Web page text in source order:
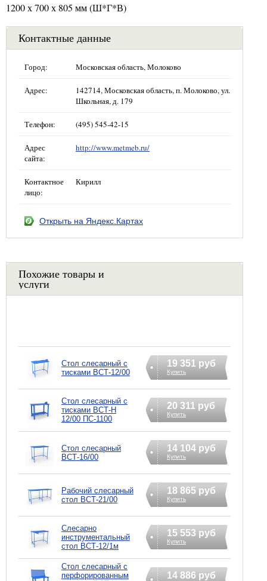
1200 х 700 х 805 мм (Ш*Г*В)
Контактные данные
Город: Московская область, Молоково
Адрес:
142714, Московская область, п. Молоково, ул.
Школьная, д. 179
Телефон: (495) 545-42-15
Адрес
сайта:
http://www.metmeb.ru/
Контактное
лицо:
Кирилл
Открыть на Яндекс.Картах
Похожие товары и
услуги
Стол слесарный с
тисками ВСТ-12/00
19 351 руб
Купить
Стол слесарный с
тисками ВСТ-Н
12/00 ПС-1100
20 311 руб
Купить
Стол слесарный
ВСТ-16/00
14 104 руб
Купить
Рабочий слесарный
стол ВСТ-21/00
18 865 руб
Купить
Слесарно
инструментальный
стол ВСТ-12/1м
15 553 руб
Купить
Стол слесарный с
перфорированным
14 886 руб